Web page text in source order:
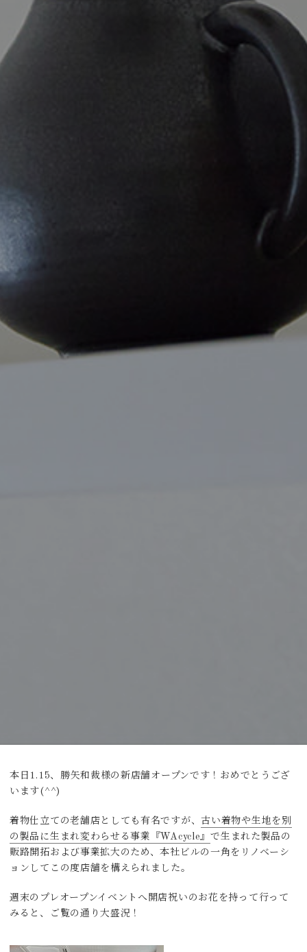
本日1.15、勝矢和裁様の新店舗オープンです！おめでとうござ
います(^^)
着物仕立ての老舗店としても有名ですが、古い着物や生地を別
の製品に生まれ変わらせる事業『WAcycle』で生まれた製品の
販路開拓および事業拡大のため、本社ビルの一角をリノベーシ
ョンしてこの度店舗を構えられました。
週末のプレオープンイベントへ開店祝いのお花を持って行って
みると、ご覧の通り大盛況！